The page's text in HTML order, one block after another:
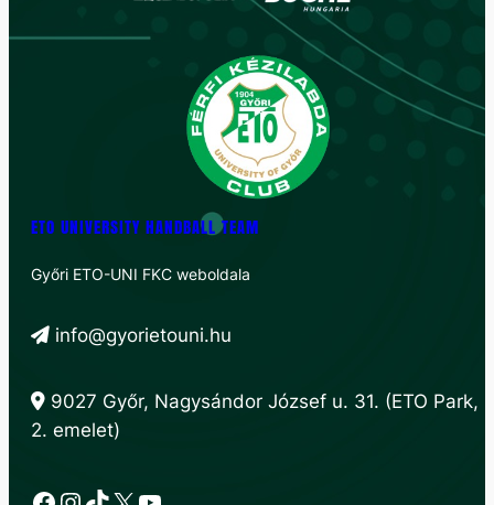
ETO UNIVERSITY HANDBALL TEAM
Győri ETO-UNI FKC weboldala
info@gyorietouni.hu
9027 Győr, Nagysándor József u. 31. (ETO Park,
2. emelet)